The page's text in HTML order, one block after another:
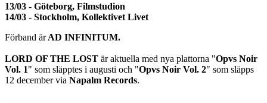
13/03 - Göteborg, Filmstudion
14/03 - Stockholm, Kollektivet Livet
Förband ärAD INFINITUM.
LORD OF THE LOST är aktuella med nya plattorna "Opvs Noir
Vol. 1" som släpptes i augusti och "Opvs Noir Vol. 2" som släpps
12 december via Napalm Records.